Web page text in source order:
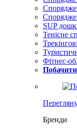
SUP
Тенісне
Фітнес-
Бренди